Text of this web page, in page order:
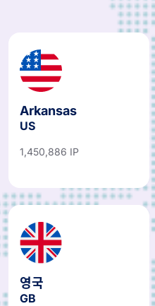
Arkansas
US
1,450,886 IP
영국
GB